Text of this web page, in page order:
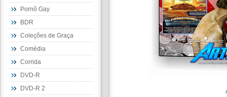
Pornô Gay
BDR
Coleções de Graça
Comédia
Corrida
DVD-R
DVD-R 2